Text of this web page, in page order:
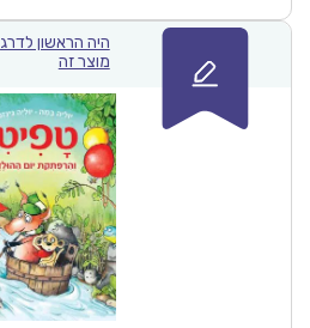
היה הראשון לדרג
מוצר זה